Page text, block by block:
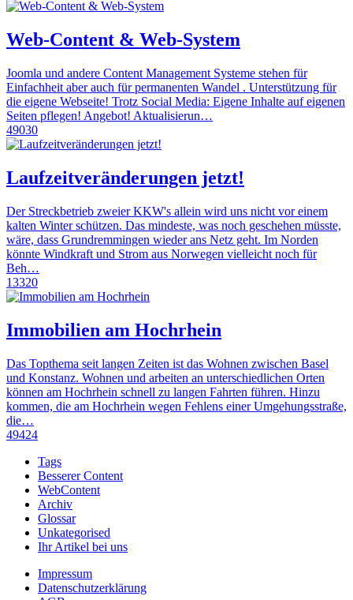
Web-Content & Web-System
Joomla und andere Content Management Systeme stehen für
Einfachheit aber auch für permanenten Wandel . Unterstützung für
die eigene Webseite! Trotz Social Media: Eigene Inhalte auf eigenen
Seiten pflegen! Angebot! Aktualisierun…
49030
Laufzeitveränderungen jetzt!
Der Streckbetrieb zweier KKW's allein wird uns nicht vor einem
kalten Winter schützen. Das mindeste, was noch geschehen müsste,
wäre, dass Grundremmingen wieder ans Netz geht. Im Norden
könnte Windkraft und Strom aus Norwegen vielleicht noch für
Beh…
13320
Immobilien am Hochrhein
Das Topthema seit langen Zeiten ist das Wohnen zwischen Basel
und Konstanz. Wohnen und arbeiten an unterschiedlichen Orten
können am Hochrhein schnell zu langen Fahrten führen. Hinzu
kommen, die am Hochrhein wegen Fehlens einer Umgehungsstraße,
die…
49424
Tags
Besserer Content
WebContent
Archiv
Glossar
Unkategorised
Ihr Artikel bei uns
Impressum
Datenschutzerklärung